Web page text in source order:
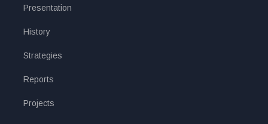
Presentation
History
Strategies
Reports
Projects